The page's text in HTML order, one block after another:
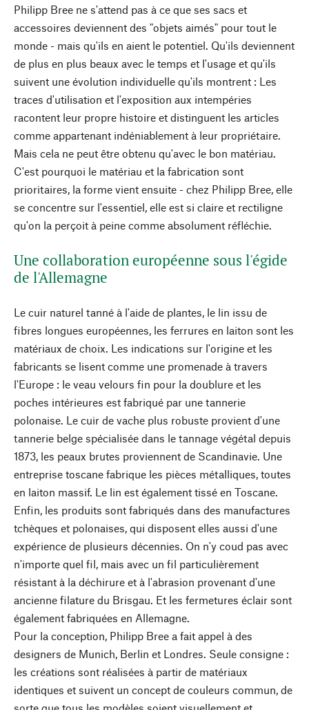
Philipp Bree ne s'attend pas à ce que ses sacs et
accessoires deviennent des "objets aimés" pour tout le
monde - mais qu'ils en aient le potentiel. Qu'ils deviennent
de plus en plus beaux avec le temps et l'usage et qu'ils
suivent une évolution individuelle qu'ils montrent : Les
traces d'utilisation et l'exposition aux intempéries
racontent leur propre histoire et distinguent les articles
comme appartenant indéniablement à leur propriétaire.
Mais cela ne peut être obtenu qu'avec le bon matériau.
C'est pourquoi le matériau et la fabrication sont
prioritaires, la forme vient ensuite - chez Philipp Bree, elle
se concentre sur l'essentiel, elle est si claire et rectiligne
qu'on la perçoit à peine comme absolument réfléchie.
Une collaboration européenne sous l'égide
de l'Allemagne
Le cuir naturel tanné à l'aide de plantes, le lin issu de
fibres longues européennes, les ferrures en laiton sont les
matériaux de choix. Les indications sur l'origine et les
fabricants se lisent comme une promenade à travers
l'Europe : le veau velours fin pour la doublure et les
poches intérieures est fabriqué par une tannerie
polonaise. Le cuir de vache plus robuste provient d'une
tannerie belge spécialisée dans le tannage végétal depuis
1873, les peaux brutes proviennent de Scandinavie. Une
entreprise toscane fabrique les pièces métalliques, toutes
en laiton massif. Le lin est également tissé en Toscane.
Enfin, les produits sont fabriqués dans des manufactures
tchèques et polonaises, qui disposent elles aussi d'une
expérience de plusieurs décennies. On n'y coud pas avec
n'importe quel fil, mais avec un fil particulièrement
résistant à la déchirure et à l'abrasion provenant d'une
ancienne filature du Brisgau. Et les fermetures éclair sont
également fabriquées en Allemagne.
Pour la conception, Philipp Bree a fait appel à des
designers de Munich, Berlin et Londres. Seule consigne :
les créations sont réalisées à partir de matériaux
identiques et suivent un concept de couleurs commun, de